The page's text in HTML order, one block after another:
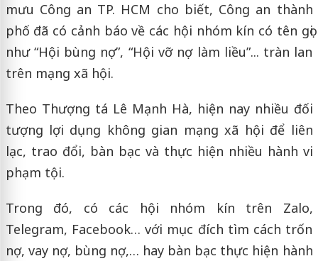
mưu Công an TP. HCM cho biết, Công an thành
phố đã có cảnh báo về các hội nhóm kín có tên gọi
như “Hội bùng nợ”, “Hội vỡ nợ làm liều”... tràn lan
trên mạng xã hội.
Theo Thượng tá Lê Mạnh Hà, hiện nay nhiều đối
tượng lợi dụng không gian mạng xã hội để liên
lạc, trao đổi, bàn bạc và thực hiện nhiều hành vi
phạm tội.
Trong đó, có các hội nhóm kín trên Zalo,
Telegram, Facebook… với mục đích tìm cách trốn
nợ, vay nợ, bùng nợ,… hay bàn bạc thực hiện hành